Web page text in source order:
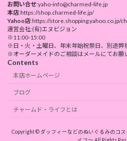
お問い合せ:yaho-info@charmed-life.jp
本店:https://shop.charmed-life.jp/
Yahoo店:https://store.shopping.yahoo.co.jp/
運営会社:(有)エヌビジョン
※11:00-15:00
※日・火・土曜日、年末年始祝祭日、別途弊
※オーダーメイドのご相談はメールにてお願
Contents
本店ホームページ
ブログ
チャームド・ライフとは
Copyright © ダッフィーなどのぬいぐるみのコ